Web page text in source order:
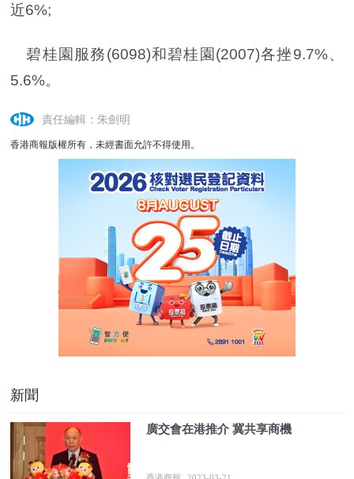
近6%;
碧桂園服務(6098)和碧桂園(2007)各挫9.7%、
5.6%。
責任編輯：朱劍明
香港商報版權所有，未經書面允許不得使用。
新聞
廣交會在港推介 冀共享商機